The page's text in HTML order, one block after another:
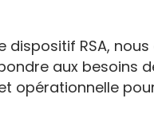
dispositif RSA,
aux besoins
opérationnelle